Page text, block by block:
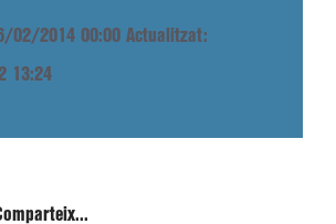
02/2014 00:00 Actualitzat:
13:24